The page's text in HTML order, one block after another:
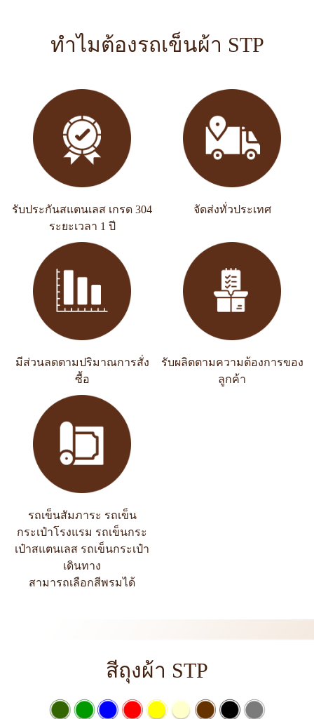
ทำไมต้องรถเข็นผ้า STP
รับประกันสแตนเลส เกรด 304
ระยะเวลา 1 ปี
จัดส่งทั่วประเทศ
มีส่วนลดตามปริมาณการสั่ง
ซื้อ
รับผลิตตามความต้องการของ
ลูกค้า
รถเข็นสัมภาระ รถเข็น
กระเป๋าโรงแรม รถเข็นกระ
เป๋าสแตนเลส รถเข็นกระเป๋า
เดินทาง
สามารถเลือกสีพรมได้
สีถุงผ้า STP